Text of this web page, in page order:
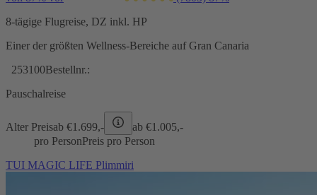
8-tägige Flugreise, DZ inkl. HP
Einer der größten Wellness-Bereiche auf Gran Canaria
253100Bestellnr.:
Pauschalreise
Alter Preisab €1.699,- ab €1.005,-
pro PersonPreis pro Person
TUI MAGIC LIFE Plimmiri